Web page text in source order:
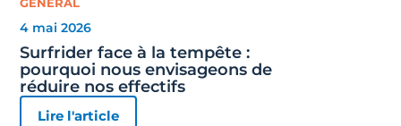
GÉNÉRAL
4 mai 2026
Surfrider face à la tempête :
pourquoi nous envisageons de
réduire nos effectifs
Lire l'article